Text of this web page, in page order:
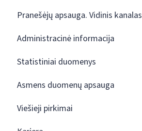
Pranešėjų apsauga. Vidinis kanalas
Administracinė informacija
Statistiniai duomenys
Asmens duomenų apsauga
Viešieji pirkimai